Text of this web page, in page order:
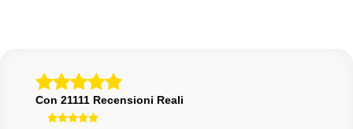
Con 21111 Recensioni Reali